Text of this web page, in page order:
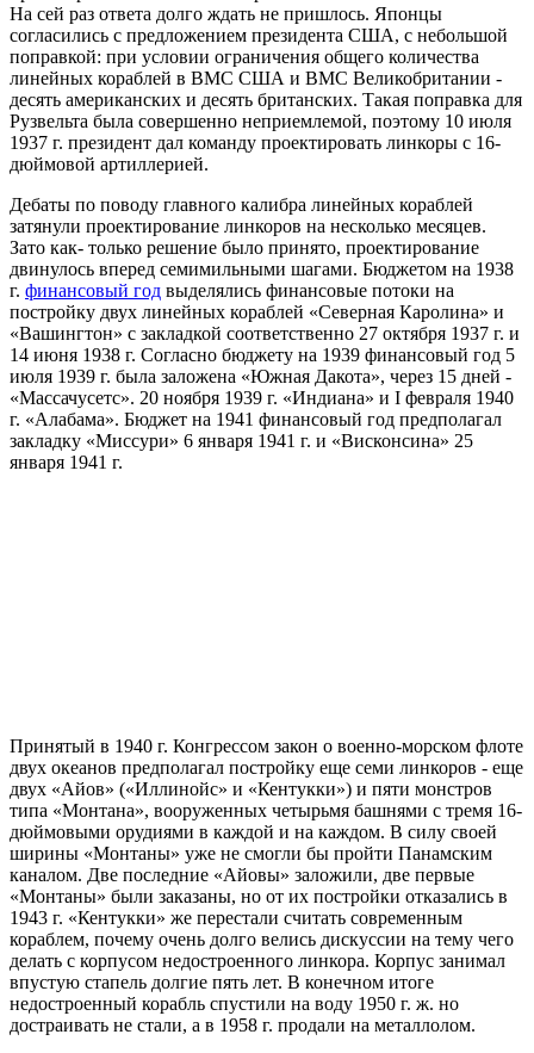
На сей раз ответа долго ждать не пришлось. Японцы
согласились с предложением президента США, с небольшой
поправкой: при условии ограничения общего количества
линейных кораблей в ВМС США и ВМС Великобритании -
десять американских и десять британских. Такая поправка для
Рузвельта была совершенно неприемлемой, поэтому 10 июля
1937 г. президент дал команду проектировать линкоры с 16-
дюймовой артиллерией.
Дебаты по поводу главного калибра линейных кораблей
затянули проектирование линкоров на несколько месяцев.
Зато как- только решение было принято, проектирование
двинулось вперед семимильными шагами. Бюджетом на 1938
г. финансовый год выделялись финансовые потоки на
постройку двух линейных кораблей «Северная Каролина» и
«Вашингтон» с закладкой соответственно 27 октября 1937 г. и
14 июня 1938 г. Согласно бюджету на 1939 финансовый год 5
июля 1939 г. была заложена «Южная Дакота», через 15 дней -
«Массачусетс». 20 ноября 1939 г. «Индиана» и I февраля 1940
г. «Алабама». Бюджет на 1941 финансовый год предполагал
закладку «Миссури» 6 января 1941 г. и «Висконсина» 25
января 1941 г.
Принятый в 1940 г. Конгрессом закон о военно-морском флоте
двух океанов предполагал постройку еще семи линкоров - еще
двух «Айов» («Иллинойс» и «Кентукки») и пяти монстров
типа «Монтана», вооруженных четырьмя башнями с тремя 16-
дюймовыми орудиями в каждой и на каждом. В силу своей
ширины «Монтаны» уже не смогли бы пройти Панамским
каналом. Две последние «Айовы» заложили, две первые
«Монтаны» были заказаны, но от их постройки отказались в
1943 г. «Кентукки» же перестали считать современным
кораблем, почему очень долго велись дискуссии на тему чего
делать с корпусом недостроенного линкора. Корпус занимал
впустую стапель долгие пять лет. В конечном итоге
недостроенный корабль спустили на воду 1950 г. ж. но
достраивать не стали, а в 1958 г. продали на металлолом.